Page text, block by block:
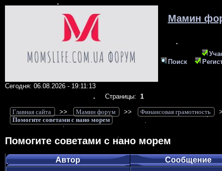
Мамин
Поиск
Сегодня: 06.08.2026 - 19:11:13
Страницы: 1
Главная сайта >> Мамин форум >> Финансовая грамотность
Помогите советами с нано морем
Помогите советами с нано морем
Автор Сообщение